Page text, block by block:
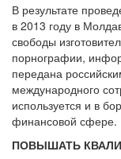
В результате
в 2013 году в
свободы
порнографии,
передана
международного
используется и в
финансовой сфере.
ПОВЫШАТЬ